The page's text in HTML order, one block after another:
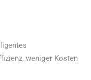
weniger Kosten